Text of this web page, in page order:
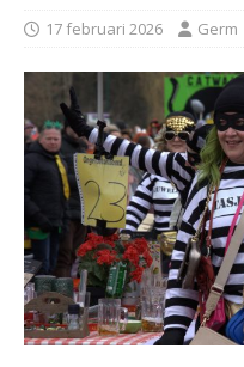
17 februari 2026 Germ